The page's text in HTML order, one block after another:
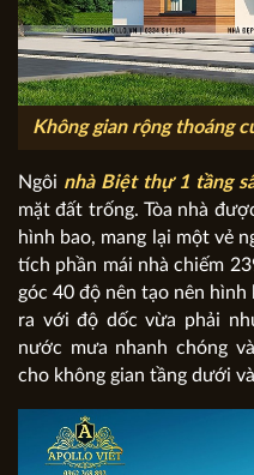
Không gian rộng thoáng
Ngôi nhà Biệt thự 1 tầng
mặt đất trống. Tòa nhà
hình bao, mang lại một vẻ
tích phần mái nhà chiếm
góc 40 độ nên tạo nên hình
ra với độ dốc vừa phải
nước mưa nhanh chóng
cho không gian tầng dưới